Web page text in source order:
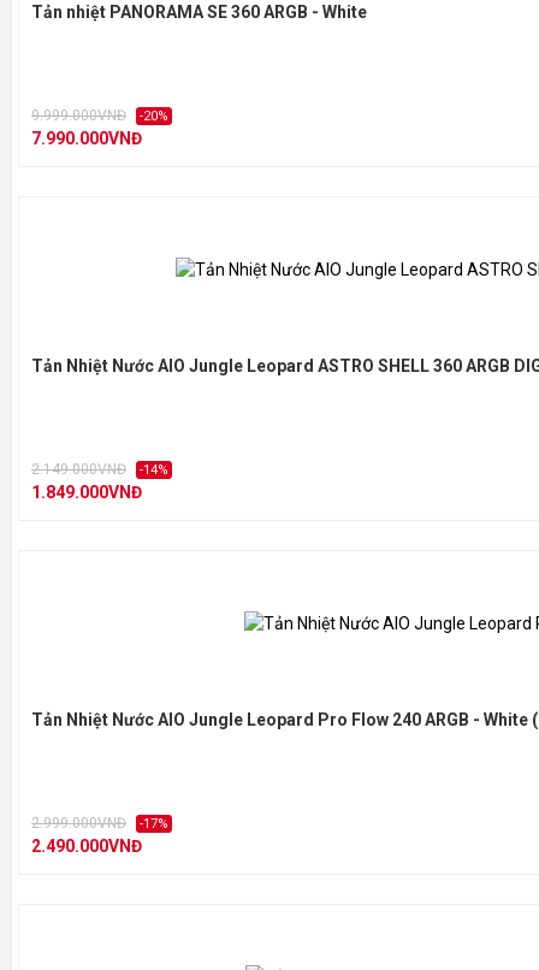
Tản nhiệt PANORAMA SE 360 ARGB - White
9.999.000VNĐ -20%
7.990.000VNĐ
Tản Nhiệt Nước AIO Jungle Leopard ASTRO SHELL 360 ARGB
2.149.000VNĐ -14%
1.849.000VNĐ
Tản Nhiệt Nước AIO Jungle Leopard Pro Flow 240 ARGB - White
2.999.000VNĐ -17%
2.490.000VNĐ